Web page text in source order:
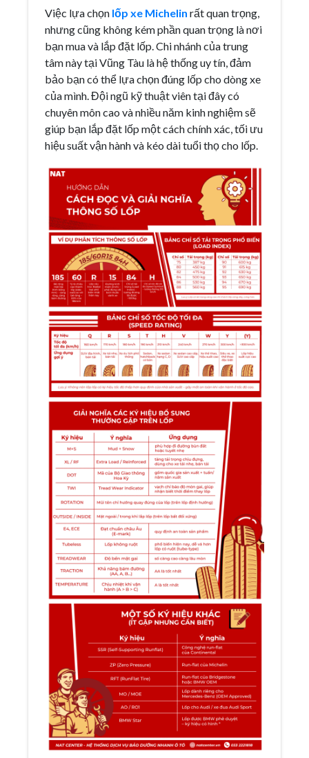
Việc lựa chọn lốp xe Michelin rất quan trọng,
nhưng cũng không kém phần quan trọng là nơi
bạn mua và lắp đặt lốp. Chi nhánh của trung
tâm này tại Vũng Tàu là hệ thống uy tín, đảm
bảo bạn có thể lựa chọn đúng lốp cho dòng xe
của mình. Đội ngũ kỹ thuật viên tại đây có
chuyên môn cao và nhiều năm kinh nghiệm sẽ
giúp bạn lắp đặt lốp một cách chính xác, tối ưu
hiệu suất vận hành và kéo dài tuổi thọ cho lốp.